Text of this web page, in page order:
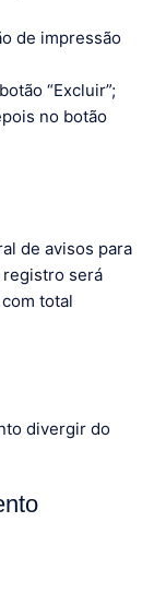
de impressão
“Excluir”;
no botão
de avisos para
registro será
total
divergir do